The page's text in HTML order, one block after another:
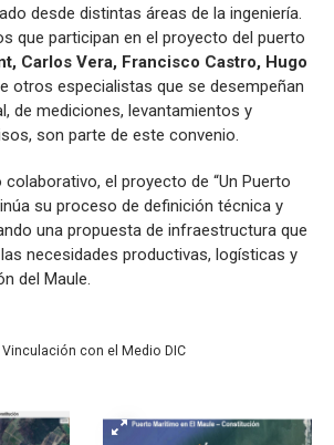
desde distintas áreas de la ingeniería.
que participan en el proyecto del puerto
Carlos Vera, Francisco Castro, Hugo
otros especialistas que se desempeñan
de mediciones, levantamientos y
son parte de este convenio.
el proyecto de “Un Puerto
su proceso de definición técnica y
una propuesta de infraestructura que
necesidades productivas, logísticas y
del Maule.
con el Medio DIC